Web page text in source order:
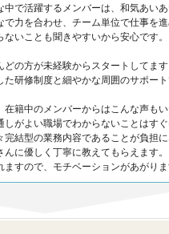
中で活躍するメンバーは、和気あいあ
で力を合わせ、チーム単位で仕事を進
ないことも聞きやすいから安心です。
どの方が未経験からスタートしてます
た研修制度と細やかな周囲のサポー
在籍中のメンバーからはこんな声も
しがよい職場でわからないことはす
完結型の業務内容であることが負担
んに優しく丁寧に教えてもらえます
ますので、モチベーションがあがりま